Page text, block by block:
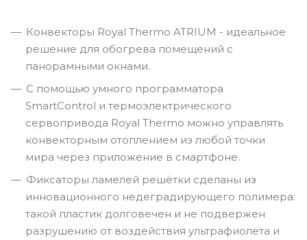
Конвекторы Royal Thermo ATRIUM - идеальное
решение для обогрева помещений c
панорамными окнами.
C помощью умного программатора
SmartControl и термоэлектрического
сервопривода Royal Thermo можно управлять
конвекторным отоплением из любой точки
мира через приложение в смартфоне.
Фиксаторы ламелей решётки сделаны из
инновационного недеградирующего полимера:
такой пластик долговечен и не подвержен
разрушению от воздействия ультрафиолета и